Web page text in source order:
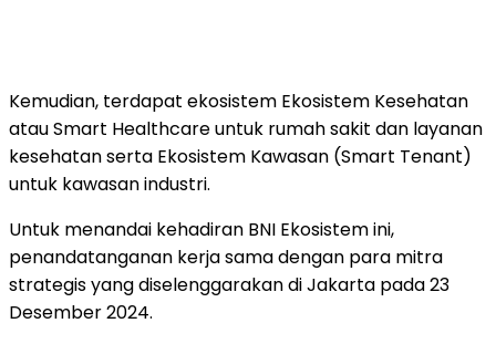
Kemudian, terdapat ekosistem Ekosistem Kesehatan
atau Smart Healthcare untuk rumah sakit dan layanan
kesehatan serta Ekosistem Kawasan (Smart Tenant)
untuk kawasan industri.
Untuk menandai kehadiran BNI Ekosistem ini,
penandatanganan kerja sama dengan para mitra
strategis yang diselenggarakan di Jakarta pada 23
Desember 2024.